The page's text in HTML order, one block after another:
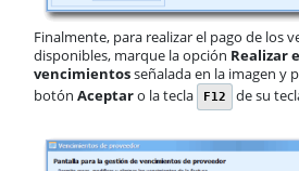
Finalmente, para realizar el pago de los
disponibles, marque la opción Realizar
vencimientosseñalada en la imagen y
botón Aceptaro la tecla F12 de su